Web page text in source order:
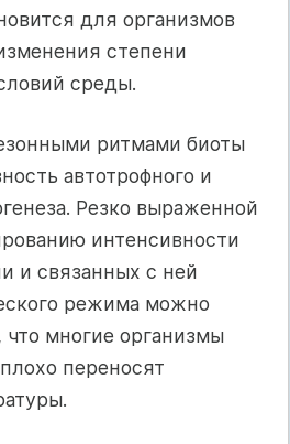
для организмов
степени
среды.
ритмами биоты
автотрофного и
Резко выраженной
интенсивности
и связанных с ней
режима можно
что многие организмы
переносят